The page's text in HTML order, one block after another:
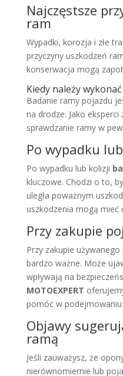
Najczęstsze
ram
Wypadki, korozja i złe
przyczyny uszkodzeń
konserwacja mogą
Kiedy należy
Badanie ramy pojazdu
na drodze. Jako
sprawdzanie ramy w
Po wypadku
Po wypadku lub kolizji
kluczowe. Chodzi o to,
uległa poważnym
uszkodzenia mogą mieć
Przy zakupie
Przy zakupie
bardzo ważne. Może
wpływają na
MOTOEXPERT
pomóc w
Objawy
ramą
Jeśli zauważysz, że
nierównomiernie lub